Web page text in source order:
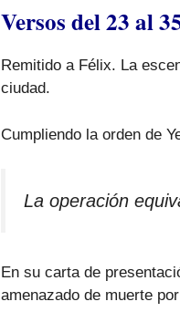
Versos del 23 al
Remitido a Félix. La
ciudad.
Cumpliendo la orden de
La operación
En su carta de
amenazado de muerte